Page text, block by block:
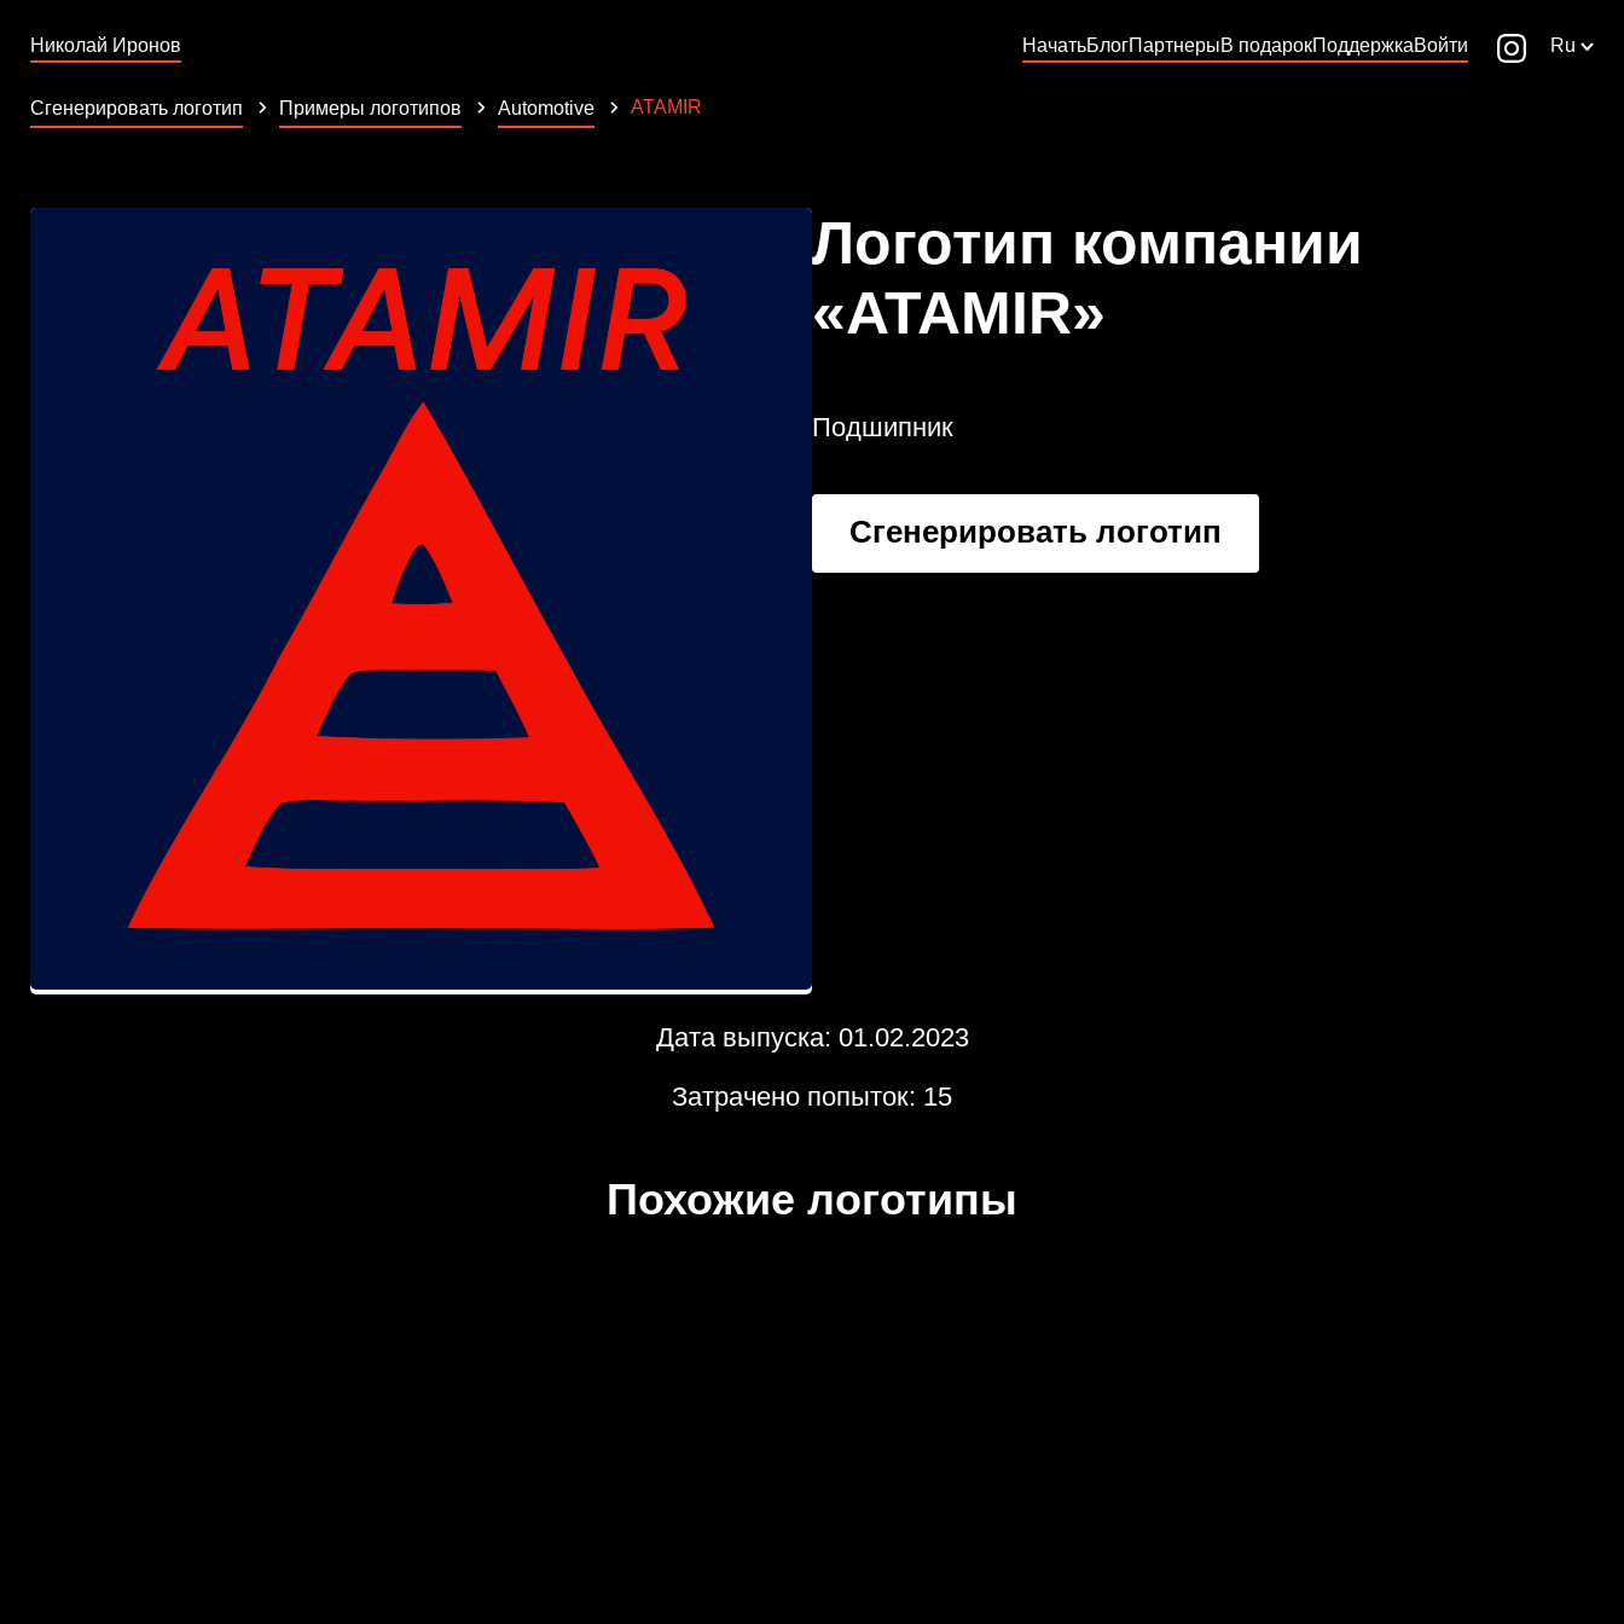
Николай Иронов НачатьБлогПартнерыВ подарокПоддержкаВойти Ru
Сгенерировать логотип Примеры логотипов Automotive ATAMIR
Логотип компании
«ATAMIR»
Подшипник
Сгенерировать логотип
Дата выпуска: 01.02.2023
Затрачено попыток: 15
Похожие логотипы